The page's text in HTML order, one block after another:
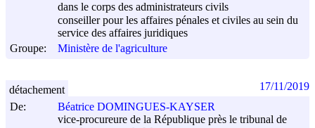
dans le corps des administrateurs civils
conseiller pour les affaires pénales et civiles au sein du
service des affaires juridiques
Groupe:
Ministère de l'agriculture
De:
Béatrice DOMINGUES-KAYSER
vice-procureure de la République près le tribunal de
détachement 17/11/2019